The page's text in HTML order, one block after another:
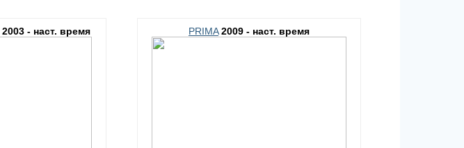
2003 - наст. время PRIMA 2009 - наст. время